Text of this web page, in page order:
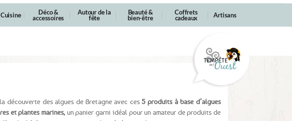
Cuisine Déco &
accessoires
Autour de la
fête
Beauté &
bien-être
Coffrets
cadeaux Artisans
découverte des algues de Bretagne avec ces5 produits à base d’algues
et plantes marines, un panier garni idéal pour un amateur de produits de